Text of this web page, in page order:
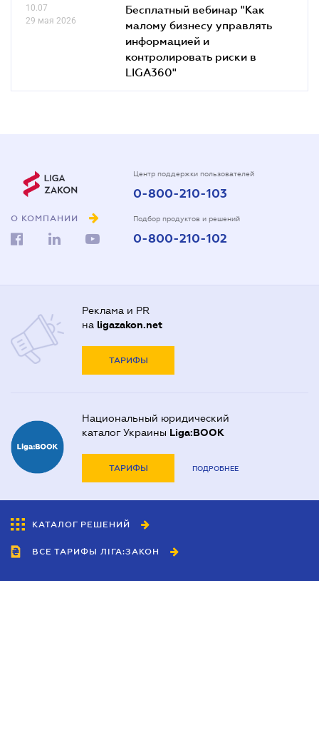
10.07
29 мая 2026
Бесплатный вебинар "Как
малому бизнесу управлять
информацией и
контролировать риски в
LIGA360"
О КОМПАНИИ
Центр поддержки пользователей
0-800-210-103
Подбор продуктов и решений
0-800-210-102
Реклама и PR
на ligazakon.net
ТАРИФЫ
Национальный юридический
каталог Украины Liga:BOOK
ТАРИФЫ ПОДРОБНЕЕ
КАТАЛОГ РЕШЕНИЙ
ВСЕ ТАРИФЫ ЛІГА:ЗАКОН